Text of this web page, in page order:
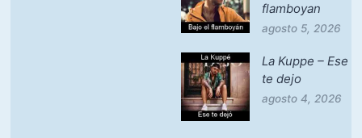
flamboyan
agosto 5, 2026
La Kuppe – Ese
te dejo
agosto 4, 2026